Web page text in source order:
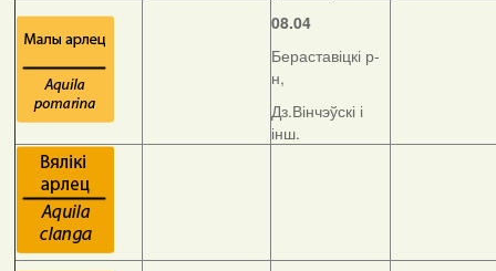
08.04
Бераставіцкі р-
н,
Дз.Вінчэўскі і
інш.